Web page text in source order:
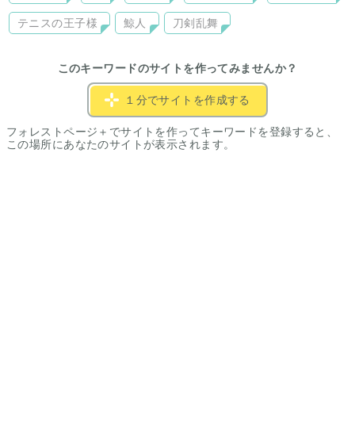
テニスの王子様 鯨人 刀剣乱舞
このキーワードのサイトを作ってみませんか？
１分でサイトを作成する
フォレストページ＋でサイトを作ってキーワードを登録すると、
この場所にあなたのサイトが表示されます。